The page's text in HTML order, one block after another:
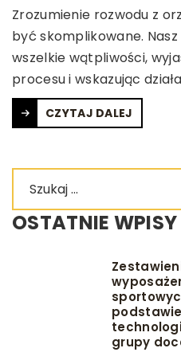
Zrozumienie rozwodu z
być skomplikowane.
wszelkie wątpliwości,
procesu i wskazując
CZYTAJ DALEJ
OSTATNIE WPISY
grupy